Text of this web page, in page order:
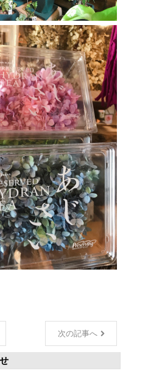
次の記事へ